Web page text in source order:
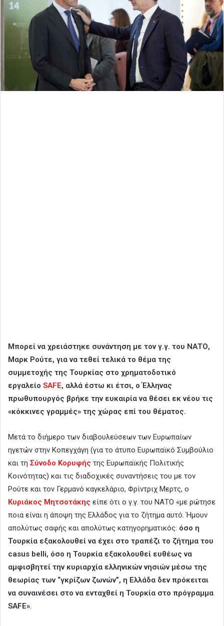
Μπορεί να χρειάστηκε συνάντηση με τον γ.γ. του ΝΑΤΟ,
Μαρκ Ρούτε, για να τεθεί τελικά το θέμα της
συμμετοχής της Τουρκίας στο χρηματοδοτικό
εργαλείο SAFE, αλλά έστω κι έτσι, ο Έλληνας
πρωθυπουργός βρήκε την ευκαιρία να θέσει εκ νέου τις
«κόκκινες γραμμές» της χώρας επί του θέματος.
Μετά το διήμερο των διαβουλεύσεων των Ευρωπαίων
ηγετών στην Κοπεγχάγη (για το άτυπο Ευρωπαϊκό Συμβούλιο
και τη Σύνοδο Κορυφής της Ευρωπαϊκής Πολιτικής
Κοινότητας) και τις διαδοχικές συναντήσεις του με τον
Ρούτε και τον Γερμανό καγκελάριο, Φρίντριχ Μερτς, ο
Κυριάκος Μητσοτάκης είπε ότι ο γ.γ. του ΝΑΤΟ «με ρώτησε
ποια είναι η άποψη της Ελλάδος για το ζήτημα αυτό. Ήμουν
απολύτως σαφής και απολύτως κατηγορηματικός: όσο η
Τουρκία εξακολουθεί να έχει στο τραπέζι το ζήτημα του
casus belli, όσο η Τουρκία εξακολουθεί ευθέως να
αμφισβητεί την κυριαρχία ελληνικών νησιών μέσω της
θεωρίας των “γκρίζων ζωνών”, η Ελλάδα δεν πρόκειται
να συναινέσει στο να ενταχθεί η Τουρκία στο πρόγραμμα
SAFE».